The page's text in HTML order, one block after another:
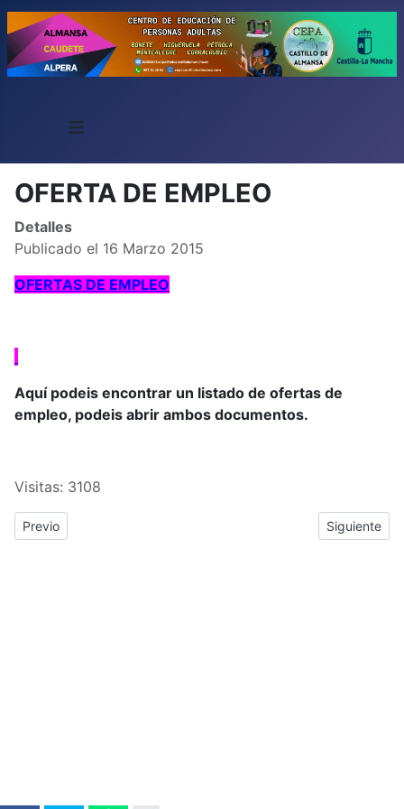
≡
OFERTA DE EMPLEO
Detalles
Publicado el 16 Marzo 2015
OFERTAS DE EMPLEO
Aquí podeis encontrar un listado de ofertas de
empleo, podeis abrir ambos documentos.
Visitas: 3108
Previous article: Oferta de empleo 2015 del Cuerpo de Policía y
Previo Next article:
Siguiente